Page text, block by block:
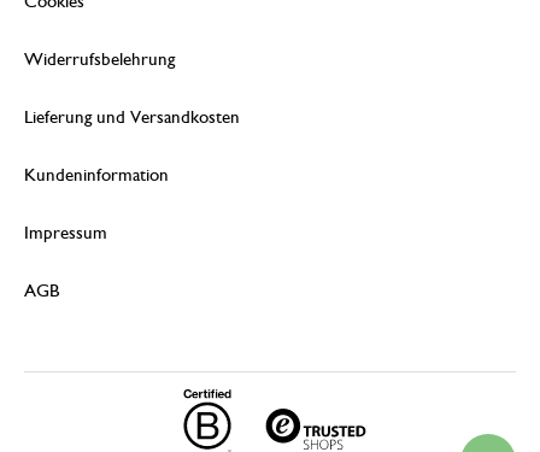
Widerrufsbelehrung
Lieferung und Versandkosten
Kundeninformation
Impressum
AGB